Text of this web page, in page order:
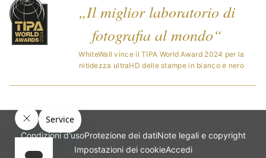
„Il miglior laboratorio di
fotografia al mondo“
WhiteWall vince il TIPA World Award 2024 per la
nitidezza ultraHD delle stampe in bianco e nero
Condizioni d'usoProtezione dei datiNote legali e copyright
Impostazioni dei cookieAccedi